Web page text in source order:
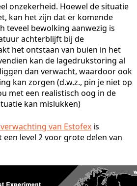
onzekerheid. Hoewel de situatie
kan het zijn dat er komende
teveel bewolking aanwezig is
achterblijft bij de
het ontstaan van buien in het
kan de lagedrukstoring al
dan verwacht, waardoor ook
kan zorgen (d.w.z., pin je niet op
met een realistisch oog in de
kan mislukken)
van Estofex is
level 2 voor grote delen van